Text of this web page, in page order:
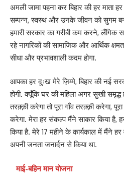
अमली जामा पहना कर बिहार की हर माता
सम्पन्न, स्वस्थ और उनके जीवन को सुगम
हमारी सरकार का गरीबी कम करने, लैंगिक
रहे नागरिकों की सामाजिक और आर्थिक
सीधा और प्रभावशाली कदम होगा.
आपका हर दुःख मेरे ज़िम्मे, बिहार की नई
होगी. क्यूँकि घर की महिला अगर सुखी समृद्ध
तरक़्क़ी करेगा तो पूरा गाँव तरक़्क़ी करेगा,
करेगा. मेरा हर संकल्प मैंने साकार किया है,
किया है. मेरे 17 महीने के कार्यकाल में मैंने हर
अपनी जनता जनार्दन से किया था.
माई-बहिन मान योजना